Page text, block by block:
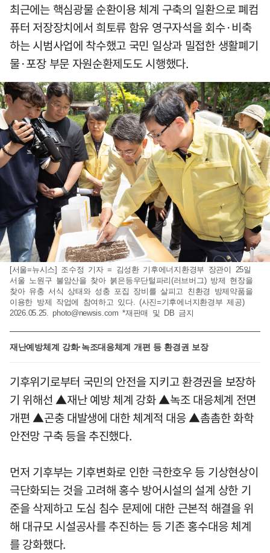
최근에는 핵심광물 순환이용 체계 구축의 일환으로 폐컴
퓨터 저장장치에서 희토류 함유 영구자석을 회수·비축
하는 시범사업에 착수했고 국민 일상과 밀접한 생활폐기
물·포장 부문 자원순환제도도 시행했다.
[서울=뉴시스] 조수정 기자 = 김성환 기후에너지환경부 장관이 25일
서울 노원구 불암산을 찾아 붉은등우단털파리(러브버그) 방제 현장을
찾아 유충 서식 상태와 성충 포집 장비를 살피고 친환경 방제약품을
이용한 방제 작업에 참여하고 있다. (사진=기후에너지환경부 제공)
2026.05.25.photo@newsis.com *재판매 및 DB 금지
재난예방체계 강화·녹조대응체계 개편 등 환경권 보장
기후위기로부터 국민의 안전을 지키고 환경권을 보장하
기 위해선 ▲재난 예방 체계 강화 ▲녹조 대응체계 전면
개편 ▲곤충 대발생에 대한 체계적 대응 ▲촘촘한 화학
안전망 구축 등을 추진했다.
먼저 기후부는 기후변화로 인한 극한호우 등 기상현상이
극단화되는 것을 고려해 홍수 방어시설의 설계 상한 기
준을 삭제하고 도심 침수 문제에 대한 근본적 해결을 위
해 대규모 시설공사를 추진하는 등 기존 홍수대응 체계
를 강화했다.